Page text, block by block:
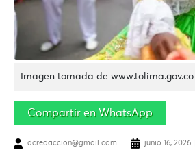
Imagen tomada de www.tolima.gov.co
Compartir en WhatsApp
dcredaccion@gmail.com junio 16, 2026